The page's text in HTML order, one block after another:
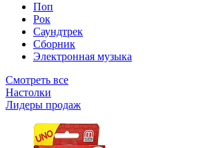
Поп
Рок
Саундтрек
Сборник
Электронная музыка
Смотреть все
Настолки
Лидеры продаж